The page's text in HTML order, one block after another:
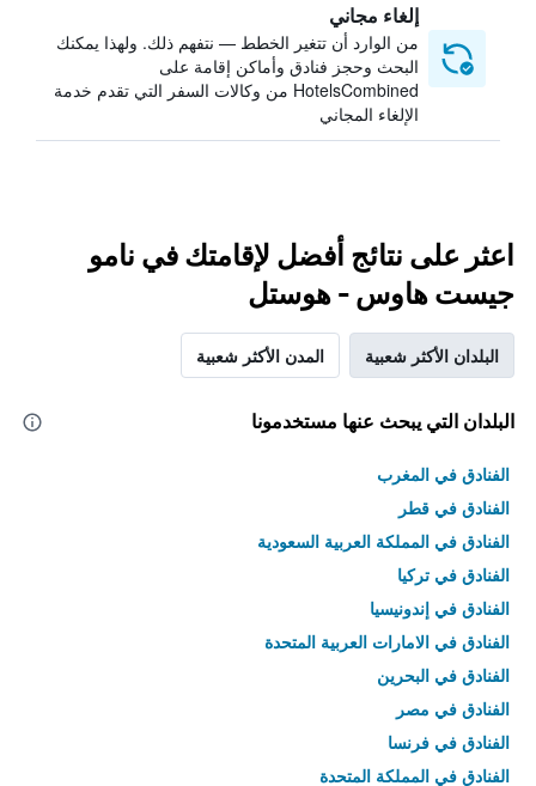
إلغاء مجاني
من الوارد أن تتغير الخطط — نتفهم ذلك. ولهذا يمكنك
البحث وحجز فنادق وأماكن إقامة على
HotelsCombined من وكالات السفر التي تقدم خدمة
الإلغاء المجاني
اعثر على نتائج أفضل لإقامتك في نامو
جيست هاوس - هوستل
البلدان الأكثر شعبية المدن الأكثر شعبية
البلدان التي يبحث عنها مستخدمونا
الفنادق في المغرب
الفنادق في قطر
الفنادق في المملكة العربية السعودية
الفنادق في تركيا
الفنادق في إندونيسيا
الفنادق في الامارات العربية المتحدة
الفنادق في البحرين
الفنادق في مصر
الفنادق في فرنسا
الفنادق في المملكة المتحدة